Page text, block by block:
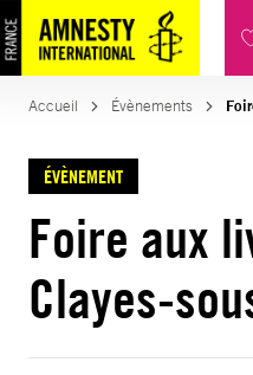
Accueil Évènements
ÉVÈNEMENT
Foire aux
Clayes-